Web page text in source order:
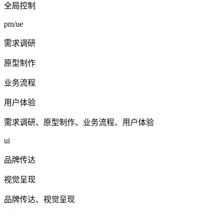
全局控制
pm/ue
需求调研
原型制作
业务流程
用户体验
需求调研、原型制作、业务流程、用户体验
ui
品牌传达
视觉呈现
品牌传达、视觉呈现